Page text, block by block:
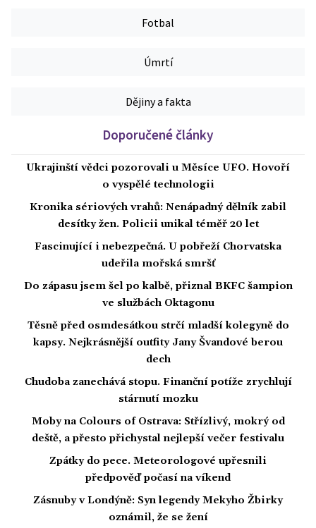
Fotbal
Úmrtí
Dějiny a fakta
Doporučené články
Ukrajinští vědci pozorovali u Měsíce UFO. Hovoří
o vyspělé technologii
Kronika sériových vrahů: Nenápadný dělník zabil
desítky žen. Policii unikal téměř 20 let
Fascinující i nebezpečná. U pobřeží Chorvatska
udeřila mořská smršť
Do zápasu jsem šel po kalbě, přiznal BKFC šampion
ve službách Oktagonu
Těsně před osmdesátkou strčí mladší kolegyně do
kapsy. Nejkrásnější outfity Jany Švandové berou
dech
Chudoba zanechává stopu. Finanční potíže zrychlují
stárnutí mozku
Moby na Colours of Ostrava: Střízlivý, mokrý od
deště, a přesto přichystal nejlepší večer festivalu
Zpátky do pece. Meteorologové upřesnili
předpověď počasí na víkend
Zásnuby v Londýně: Syn legendy Mekyho Žbirky
oznámil, že se žení